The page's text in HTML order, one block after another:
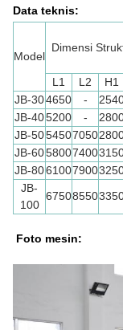
Data teknis:
Model
Dimensi
L1 L2 H1
JB-304650 -
JB-405200 -
JB-5054507050
JB-6058007400
JB-8061007900
JB-
100
67508550
Foto mesin: